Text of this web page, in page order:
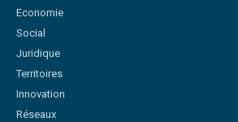
Economie
Social
Juridique
Territoires
Innovation
Réseaux